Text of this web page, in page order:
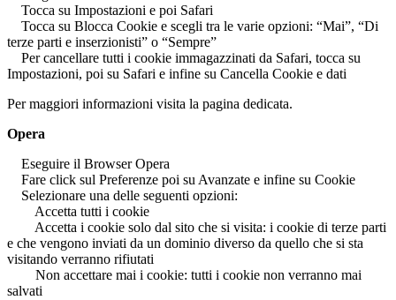
Tocca su Impostazioni e poi Safari
Tocca su Blocca Cookie e scegli tra le varie opzioni: “Mai”, “Di
terze parti e inserzionisti” o “Sempre”
Per cancellare tutti i cookie immagazzinati da Safari, tocca su
Impostazioni, poi su Safari e infine su Cancella Cookie e dati
Per maggiori informazioni visita la pagina dedicata.
Opera
Eseguire il Browser Opera
Fare click sul Preferenze poi su Avanzate e infine su Cookie
Selezionare una delle seguenti opzioni:
Accetta tutti i cookie
Accetta i cookie solo dal sito che si visita: i cookie di terze parti
e che vengono inviati da un dominio diverso da quello che si sta
visitando verranno rifiutati
Non accettare mai i cookie: tutti i cookie non verranno mai
salvati